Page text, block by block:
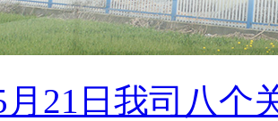
月21日酒泵百度